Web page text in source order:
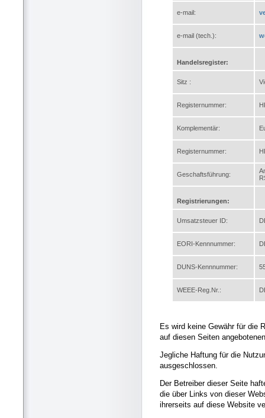
e-mail:
e-mail (tech.):
Handelsregister:
Sitz :
Registernummer:
Komplementär:
Registernummer:
Geschaftsführung:
Registrierungen:
Umsatzsteuer ID:
EORI-Kennnummer:
DUNS-Kennnummer:
WEEE-Reg.Nr.:
Es wird keine Gewähr für die
auf diesen Seiten
Jegliche Haftung für die
ausgeschlossen.
Der Betreiber dieser Seite
die über Links von dieser
ihrerseits auf diese Website